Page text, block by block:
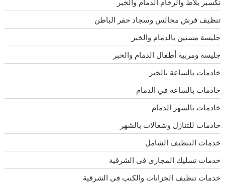
تكسير بلاط والرخام الدمام والخبر
تنظيف فرش مجالس وسجاد حفر الباطن
جليسة مسنين بالدمام والخبر
جليسة ومربية أطفال الدمام والخبر
خادمات بالساعة بالخبر
خادمات بالساعة في الدمام
خادمات بالشهر الدمام
خادمات للتنازل وشغالات بالشهر
خدمات التنظيف الشامل
خدمات تسليك المجارى فى الشرقية
خدمات تنظيف الخزانات والكنب فى الشرقية